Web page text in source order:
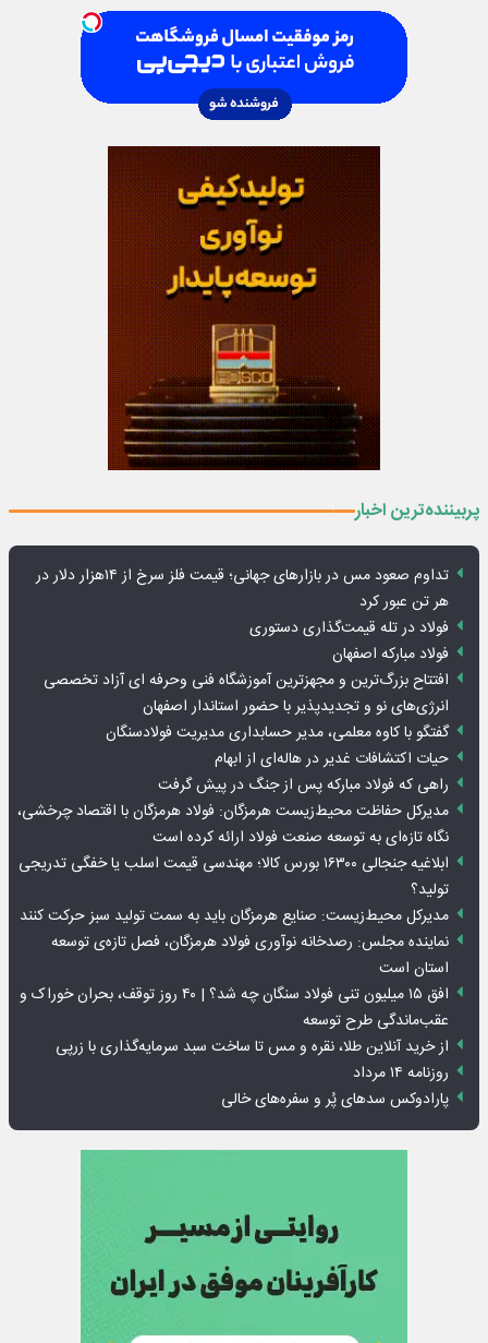
پربیننده‌ترین اخبار
تداوم صعود مس در بازارهای جهانی؛ قیمت فلز سرخ از ۱۴هزار دلار در
هر تن عبور کرد
فولاد در تله قیمت‌گذاری دستوری
فولاد مبارکه اصفهان
افتتاح بزرگ‌ترین و مجهزترین آموزشگاه فنی وحرفه ای آزاد تخصصی
انرژی‌های نو و تجدیدپذیر با حضور استاندار اصفهان
گفتگو با کاوه معلمی، مدیر حسابداری مدیریت فولادسنگان
حیات اکتشافات غدیر در هاله‌ای از ابهام
راهی که فولاد مبارکه پس از جنگ در پیش گرفت
مدیرکل حفاظت محیط‌زیست هرمزگان: فولاد هرمزگان با اقتصاد چرخشی،
نگاه تازه‌ای به توسعه صنعت فولاد ارائه کرده است
ابلاغیه جنجالی ۱۶۳۰۰ بورس کالا؛ مهندسی قیمت اسلب یا خفگی تدریجی
تولید؟
مدیرکل محیط‌زیست: صنایع هرمزگان باید به سمت تولید سبز حرکت کنند
نماینده مجلس: رصدخانه نوآوری فولاد هرمزگان، فصل تازه‌ی توسعه
استان است
افق ۱۵ میلیون تنی فولاد سنگان چه شد؟ | ۴۰ روز توقف، بحران خوراک و
عقب‌ماندگی طرح توسعه
از خرید آنلاین طلا، نقره و مس تا ساخت سبد سرمایه‌گذاری با زرپی
روزنامه ۱۴ مرداد
پارادوکس سدهای پُر و سفره‌های خالی